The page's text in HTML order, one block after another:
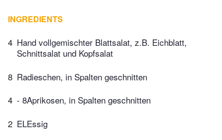
INGREDIENTS
4 Hand vollgemischter Blattsalat, z.B. Eichblatt,
Schnittsalat und Kopfsalat
8 Radieschen, in Spalten geschnitten
4 - 8Aprikosen, in Spalten geschnitten
2 ELEssig